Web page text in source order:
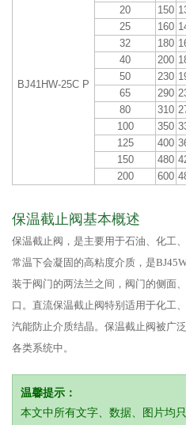
BJ41HW-25C P
20
150
25
160
32
180
40
200
50
230
65
290
80
310
100
350
125
400
150
480
200
600
保温截止阀基本概述
保温截止阀，是主要用于石油、化工
常温下会凝固的高粘度介质，是
装于阀门的两法兰之间，阀门的侧面
口。直流保温截止阀特别适用于化工
汽能防止介质结晶。保温截止阀被广
各类系统中。
温馨提示：
本文中所有文字、数据、图片均